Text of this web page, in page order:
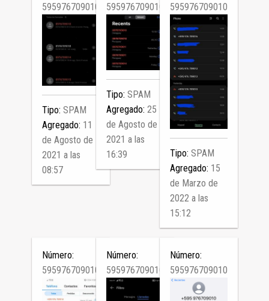
595976709010
Tipo:SPAM
Agregado: 11
de Agosto de
2021 a las
08:57
595976709010
Tipo: SPAM
Agregado: 25
de Agosto de
2021 a las
16:39
595976709010
Tipo: SPAM
Agregado: 15
de Marzo de
2022 a las
15:12
Número:
595976709010
Número:
595976709010
Número:
595976709010